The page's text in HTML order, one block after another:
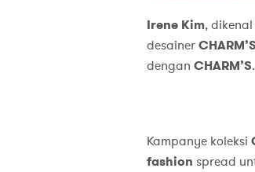
Irene Kim,
desainerCHARM’S
dengan CHARM’S.
Kampanye koleksi
fashion spread